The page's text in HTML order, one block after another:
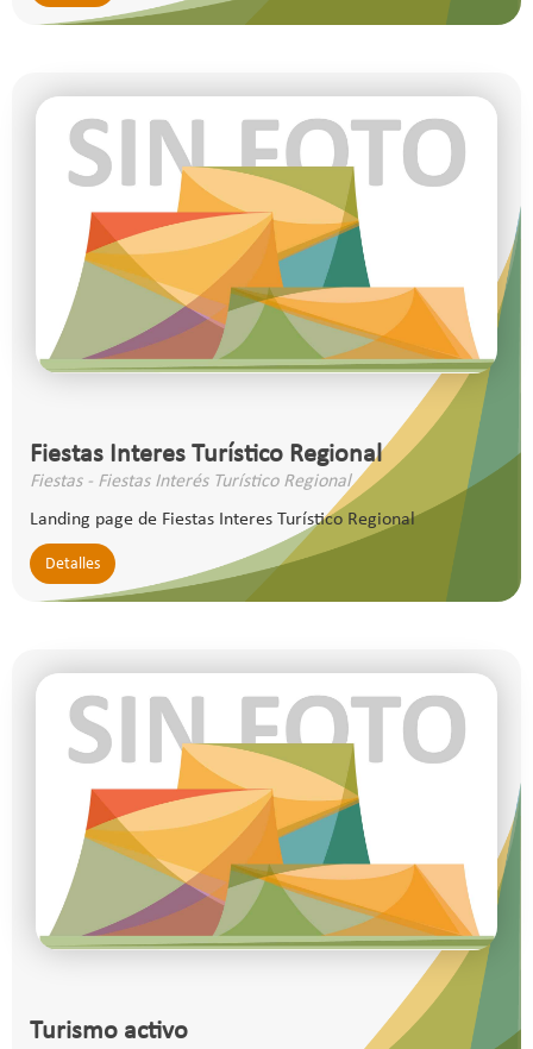
Fiestas Interes Turístico Regional
Fiestas - Fiestas Interés Turístico Regional
Landing page de Fiestas Interes Turístico Regional
Detalles
Turismo activo